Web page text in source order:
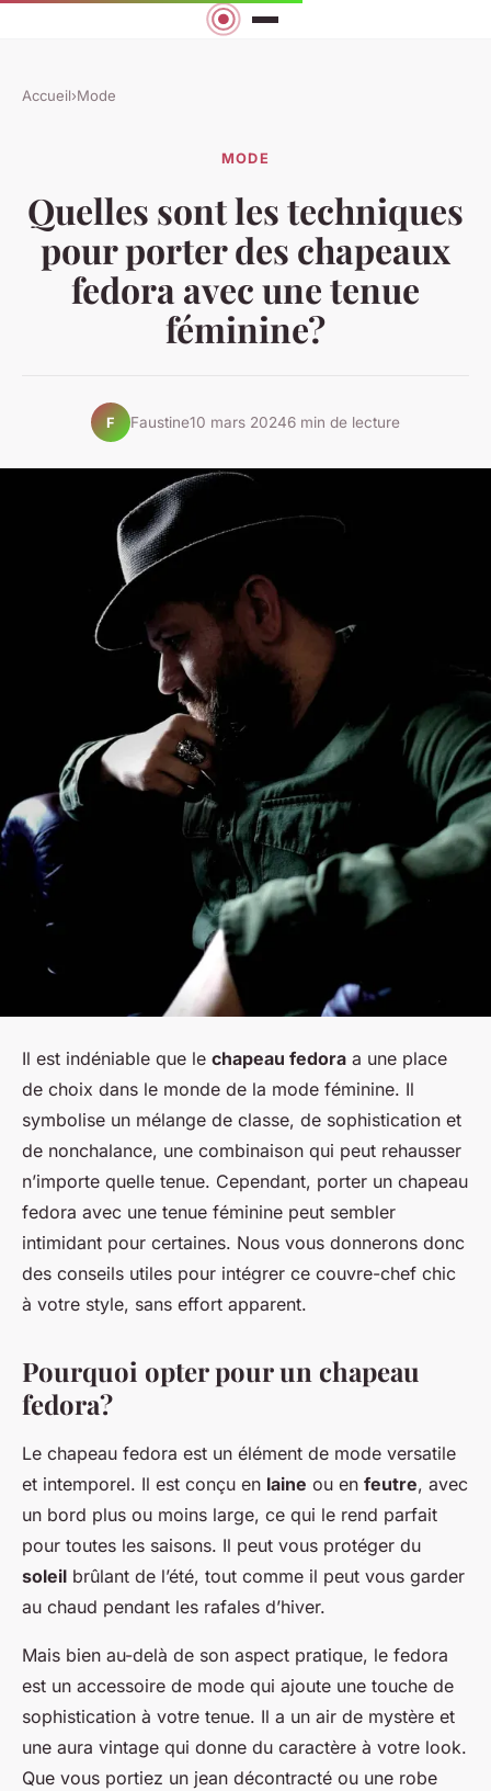
Accueil›Mode
MODE
Quelles sont les techniques
pour porter des chapeaux
fedora avec une tenue
féminine?
F Faustine10 mars 20246 min de lecture
Il est indéniable que le chapeau fedora a une place
de choix dans le monde de la mode féminine. Il
symbolise un mélange de classe, de sophistication et
de nonchalance, une combinaison qui peut rehausser
n’importe quelle tenue. Cependant, porter un chapeau
fedora avec une tenue féminine peut sembler
intimidant pour certaines. Nous vous donnerons donc
des conseils utiles pour intégrer ce couvre-chef chic
à votre style, sans effort apparent.
Pourquoi opter pour un chapeau
fedora?
Le chapeau fedora est un élément de mode versatile
et intemporel. Il est conçu en laine ou en feutre, avec
un bord plus ou moins large, ce qui le rend parfait
pour toutes les saisons. Il peut vous protéger du
soleil brûlant de l’été, tout comme il peut vous garder
au chaud pendant les rafales d’hiver.
Mais bien au-delà de son aspect pratique, le fedora
est un accessoire de mode qui ajoute une touche de
sophistication à votre tenue. Il a un air de mystère et
une aura vintage qui donne du caractère à votre look.
Que vous portiez un jean décontracté ou une robe